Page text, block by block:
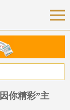
你精彩”主